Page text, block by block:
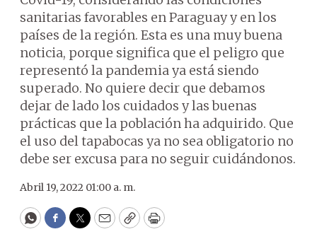
sanitarias favorables en Paraguay y en los
países de la región. Esta es una muy buena
noticia, porque significa que el peligro que
representó la pandemia ya está siendo
superado. No quiere decir que debamos
dejar de lado los cuidados y las buenas
prácticas que la población ha adquirido. Que
el uso del tapabocas ya no sea obligatorio no
debe ser excusa para no seguir cuidándonos.
Abril 19, 2022 01:00 a. m.
WhatsApp
Facebook
Twitter
EmailCopyPrint